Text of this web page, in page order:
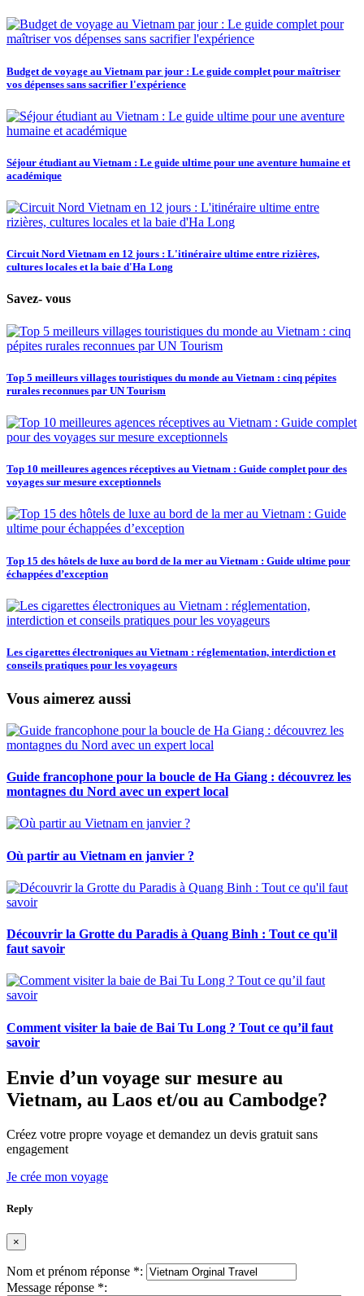
Budget de voyage au Vietnam par jour : Le guide complet pour maîtriser
vos dépenses sans sacrifier l'expérience
Séjour étudiant au Vietnam : Le guide ultime pour une aventure humaine et
académique
Circuit Nord Vietnam en 12 jours : L'itinéraire ultime entre rizières,
cultures locales et la baie d'Ha Long
Savez- vous
Top 5 meilleurs villages touristiques du monde au Vietnam : cinq pépites
rurales reconnues par UN Tourism
Top 10 meilleures agences réceptives au Vietnam : Guide complet pour des
voyages sur mesure exceptionnels
Top 15 des hôtels de luxe au bord de la mer au Vietnam : Guide ultime pour
échappées d’exception
Les cigarettes électroniques au Vietnam : réglementation, interdiction et
conseils pratiques pour les voyageurs
Vous aimerez aussi
Guide francophone pour la boucle de Ha Giang : découvrez les
montagnes du Nord avec un expert local
Où partir au Vietnam en janvier ?
Découvrir la Grotte du Paradis à Quang Binh : Tout ce qu'il
faut savoir
Comment visiter la baie de Bai Tu Long ? Tout ce qu’il faut
savoir
Envie d’un voyage sur mesure au
Vietnam, au Laos et/ou au Cambodge?
Créez votre propre voyage et demandez un devis gratuit sans
engagement
Je crée mon voyage
Reply
×
Nom et prénom réponse *:
Message réponse *: